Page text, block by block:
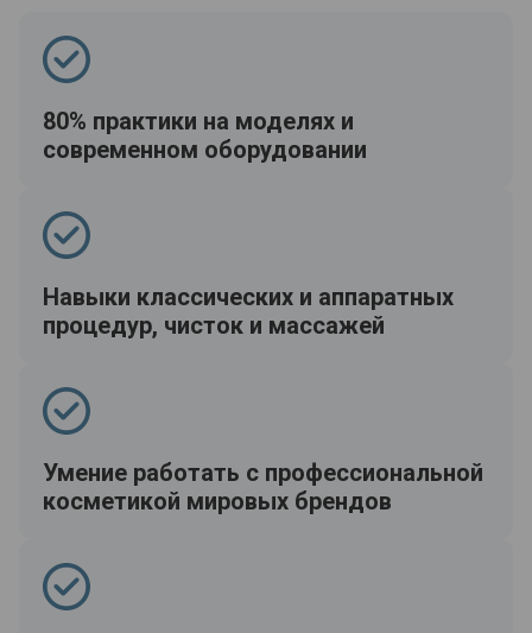
80% практики на моделях и
современном оборудовании
Навыки классических и аппаратных
процедур, чисток и массажей
Умение работать с профессиональной
косметикой мировых брендов